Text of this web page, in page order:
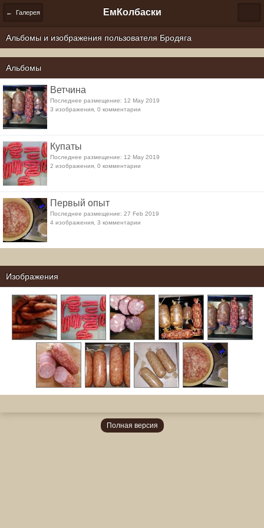
← Галерея ЕмКолбаски
Альбомы и изображения пользователя Бродяга
Альбомы
Ветчина
Последнее размещение: 12 May 2019
3 изображения, 0 комментарии
Купаты
Последнее размещение: 12 May 2019
2 изображения, 0 комментарии
Первый опыт
Последнее размещение: 27 Feb 2019
4 изображения, 3 комментарии
Изображения
Полная версия